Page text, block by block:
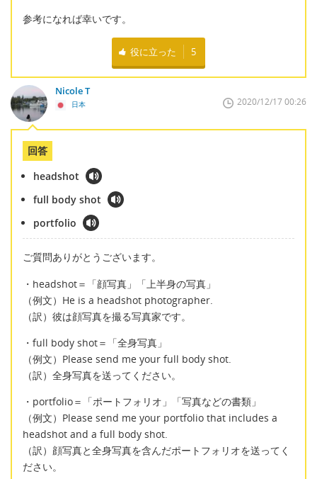
参考になれば幸いです。
役に立った 5
Nicole T
日本 2020/12/17 00:26
回答
headshot
full body shot
portfolio
ご質問ありがとうございます。
・headshot＝「顔写真」「上半身の写真」
（例文）He is a headshot photographer.
（訳）彼は顔写真を撮る写真家です。
・full body shot＝「全身写真」
（例文）Please send me your full body shot.
（訳）全身写真を送ってください。
・portfolio＝「ポートフォリオ」「写真などの書類」
（例文）Please send me your portfolio that includes a
headshot and a full body shot.
（訳）顔写真と全身写真を含んだポートフォリオを送ってく
ださい。